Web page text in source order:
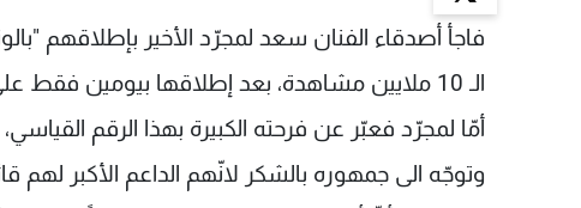
فاجأ أصدقاء الفنان سعد لمجرّد الأخير بإطلاقهم
الـ 10 ملايين مشاهدة، بعد إطلاقها بيومين فقط على موقع "يوتيوب".
أمّا لمجرّد فعبّر عن فرحته الكبيرة بهذا الرقم
وتوجّه الى جمهوره بالشكر لانّهم الداعم الأكبر لهم